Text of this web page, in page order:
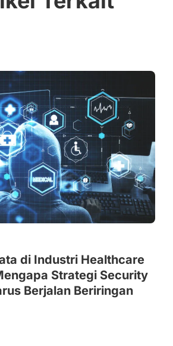
di Industri Healthcare
Strategi Security
Berjalan Beriringan